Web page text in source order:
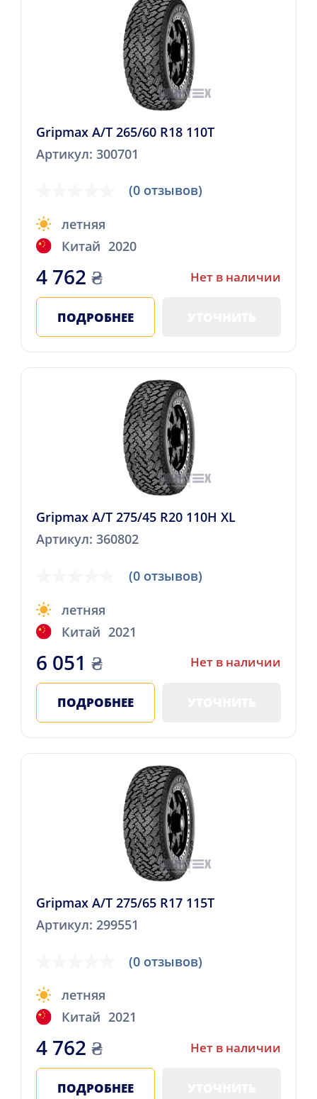
Gripmax A/T 265/60 R18 110T
Артикул: 300701
(0 отзывов)
летняя
Китай 2020
4 762 ₴ Нет в наличии
ПОДРОБНЕЕ
Gripmax A/T 275/45 R20 110H XL
Артикул: 360802
(0 отзывов)
летняя
Китай 2021
6 051 ₴ Нет в наличии
ПОДРОБНЕЕ
Gripmax A/T 275/65 R17 115T
Артикул: 299551
(0 отзывов)
летняя
Китай 2021
4 762 ₴ Нет в наличии
ПОДРОБНЕЕ